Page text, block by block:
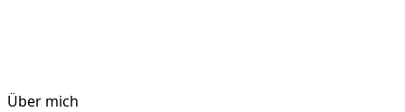
Über mich